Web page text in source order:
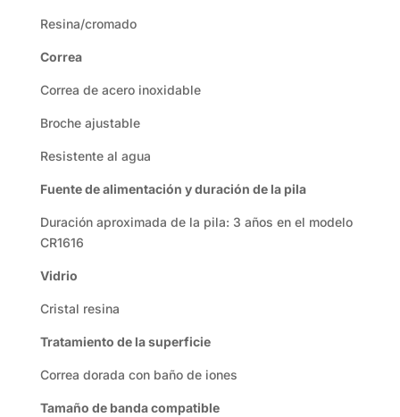
Resina/cromado
Correa
Correa de acero inoxidable
Broche ajustable
Resistente al agua
Fuente de alimentación y duración de la pila
Duración aproximada de la pila: 3 años en el modelo
CR1616
Vidrio
Cristal resina
Tratamiento de la superficie
Correa dorada con baño de iones
Tamaño de banda compatible